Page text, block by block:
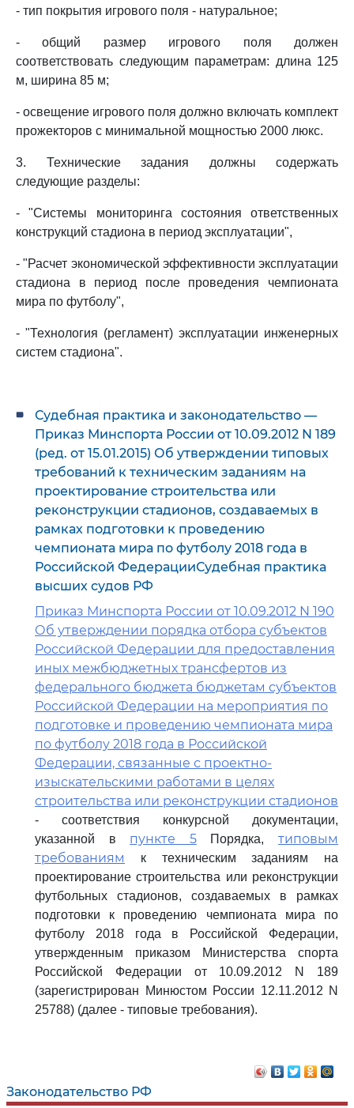
Законодательство РФ
- тип покрытия игрового поля - натуральное;
- общий размер игрового поля должен
соответствовать следующим параметрам: длина 125
м, ширина 85 м;
- освещение игрового поля должно включать комплект
прожекторов с минимальной мощностью 2000 люкс.
3. Технические задания должны содержать
следующие разделы:
- "Системы мониторинга состояния ответственных
конструкций стадиона в период эксплуатации",
- "Расчет экономической эффективности эксплуатации
стадиона в период после проведения чемпионата
мира по футболу",
- "Технология (регламент) эксплуатации инженерных
систем стадиона".
Судебная практика и законодательство —
Приказ Минспорта России от 10.09.2012 N 189
(ред. от 15.01.2015) Об утверждении типовых
требований к техническим заданиям на
проектирование строительства или
реконструкции стадионов, создаваемых в
рамках подготовки к проведению
чемпионата мира по футболу 2018 года в
Российской ФедерацииСудебная практика
высших судов РФ
Приказ Минспорта России от 10.09.2012 N 190
Об утверждении порядка отбора субъектов
Российской Федерации для предоставления
иных межбюджетных трансфертов из
федерального бюджета бюджетам субъектов
Российской Федерации на мероприятия по
подготовке и проведению чемпионата мира
по футболу 2018 года в Российской
Федерации, связанные с проектно-
изыскательскими работами в целях
строительства или реконструкции стадионов
- соответствия конкурсной документации,
указанной в пункте 5Порядка,типовым
требованиям
к техническим заданиям на
проектирование строительства или реконструкции
футбольных стадионов, создаваемых в рамках
подготовки к проведению чемпионата мира по
футболу 2018 года в Российской Федерации,
утвержденным приказом Министерства спорта
Российской Федерации от 10.09.2012 N 189
(зарегистрирован Минюстом России 12.11.2012 N
25788) (далее - типовые требования).